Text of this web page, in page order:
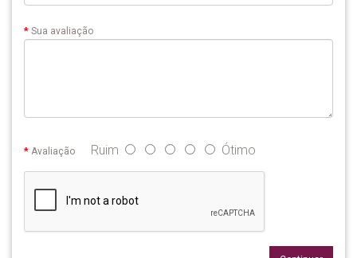
Sua avaliação
Avaliação Ruim Ótimo